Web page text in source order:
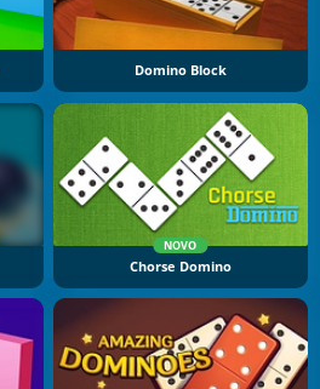
Domino Block
NOVO
Chorse Domino